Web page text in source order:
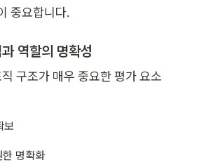
중요합니다.
역할의 명확성
구조가 매우 중요한 평가 요소
보
명확화